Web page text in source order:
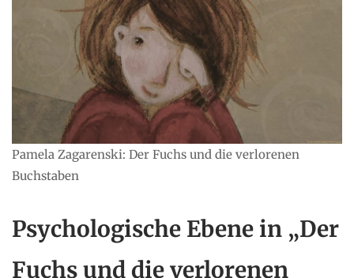
Pamela Zagarenski: Der Fuchs und die verlorenen
Buchstaben
Psychologische Ebene in „Der
Fuchs und die verlorenen